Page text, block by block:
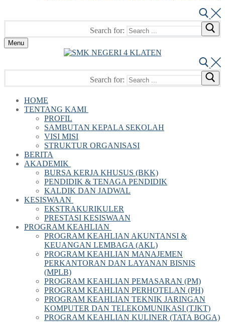
Search for:
Menu
Search for:
HOME
TENTANG KAMI
PROFIL
SAMBUTAN KEPALA SEKOLAH
VISI MISI
STRUKTUR ORGANISASI
BERITA
AKADEMIK
BURSA KERJA KHUSUS (BKK)
PENDIDIK & TENAGA PENDIDIK
KALDIK DAN JADWAL
KESISWAAN
EKSTRAKURIKULER
PRESTASI KESISWAAN
PROGRAM KEAHLIAN
PROGRAM KEAHLIAN AKUNTANSI &
KEUANGAN LEMBAGA (AKL)
PROGRAM KEAHLIAN MANAJEMEN
PERKANTORAN DAN LAYANAN BISNIS
(MPLB)
PROGRAM KEAHLIAN PEMASARAN (PM)
PROGRAM KEAHLIAN PERHOTELAN (PH)
PROGRAM KEAHLIAN TEKNIK JARINGAN
KOMPUTER DAN TELEKOMUNIKASI (TJKT)
PROGRAM KEAHLIAN KULINER (TATA BOGA)